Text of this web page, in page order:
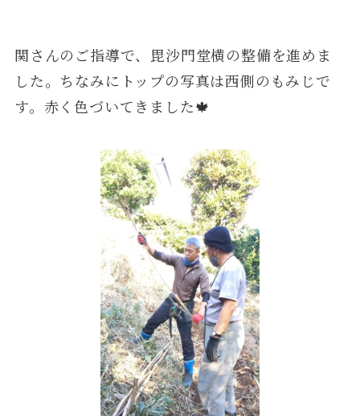
関さんのご指導で、毘沙門堂横の整備を進めま
した。ちなみにトップの写真は西側のもみじで
す。赤く色づいてきました🍁